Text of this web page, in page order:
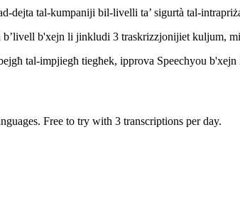
dejta tal-kumpaniji bil-livelli ta’ sigurtà tal-
b’livell b'xejn li jinkludi 3 traskrizzjonijiet kuljum,
tal-impjiegħ tiegħek, ipprova Speechyou b'xejn
Free to try with 3 transcriptions per day.